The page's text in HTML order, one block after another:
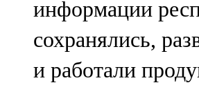
информации
сохранялись,
и работали